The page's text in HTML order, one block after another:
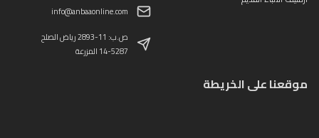
info@anbaaonline.com
ص.ب: 11-2893 رياض الصلح
14-5287 المزرعة
موقعنا على الخريطة